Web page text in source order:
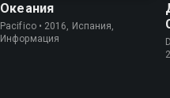
Океания
Pacifico • 2016, Испания,
Информация